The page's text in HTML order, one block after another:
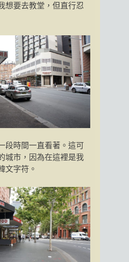
想要去教堂，但直行忍
段時間一直看著。這可
城市，因為在這裡是我
文字符。